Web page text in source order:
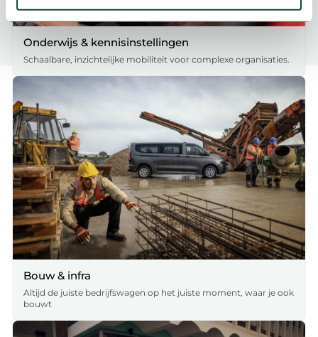
intrekken in de Cookieverklaring.
Met cookies passen we onze inhoud en advertenties aan
functies mogelijk en zien we hoe we onze site nóg beter
kunnen maken. We delen deze informatie ook met onze
partners voor social media, advertenties en analyse. Zij
kunnen dit combineren met gegevens die je al met hen
hebt gedeeld. Zo sluit alles optimaal aan op jouw
voorkeuren. Bekijk voor meer details onscookie-beleid.
We werken samen met19 derdendie uw gegevens
kunnen ontvangen en verwerken.
Onderwijs & kennisinstellingen
Schaalbare, inzichtelijke mobiliteit voor complexe organisaties.
Bouw & infra
Altijd de juiste bedrijfswagen op het juiste moment, waar je ook
bouwt